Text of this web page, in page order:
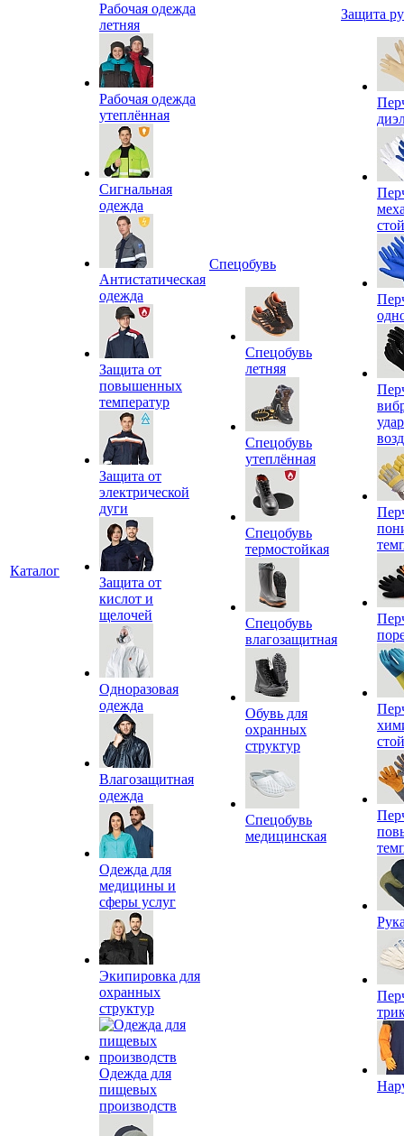
Каталог
Рабочая одежда
летняя
Рабочая одежда
утеплённая
Сигнальная
одежда
Антистатическая
одежда
Защита от
повышенных
температур
Защита от
электрической
дуги
Защита от
кислот и
щелочей
Одноразовая
одежда
Влагозащитная
одежда
Одежда для
медицины и
сферы услуг
Экипировка для
охранных
структур
Одежда для
пищевых
производств
Спецобувь
Спецобувь
летняя
Спецобувь
утеплённая
Спецобувь
термостойкая
Спецобувь
влагозащитная
Обувь для
охранных
структур
Спецобувь
медицинская
Защита